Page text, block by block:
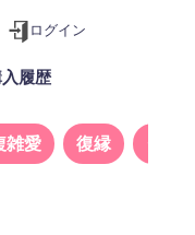
ログイン
履歴
雑愛 復縁